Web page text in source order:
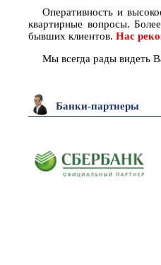
Оперативность и
квартирные вопросы.
бывших клиентов. Нас
Мы всегда рады видеть
Банки-партнеры